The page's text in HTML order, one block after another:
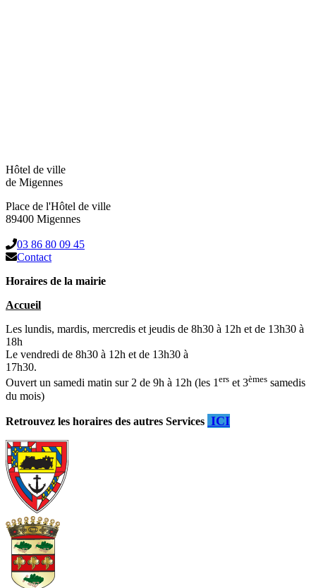
Hôtel de ville
de Migennes
Place de l'Hôtel de ville
89400 Migennes
03 86 80 09 45
Contact
Horaires de la mairie
Accueil
Les lundis, mardis, mercredis et jeudis de 8h30 à 12h et de 13h30 à
18h
Le vendredi de 8h30 à 12h et de 13h30 à
17h30.
Ouvert un samedi matin sur 2 de 9h à 12h (les 1ers et 3èmes samedis
du mois)
Retrouvez les horaires des autres Services ICI